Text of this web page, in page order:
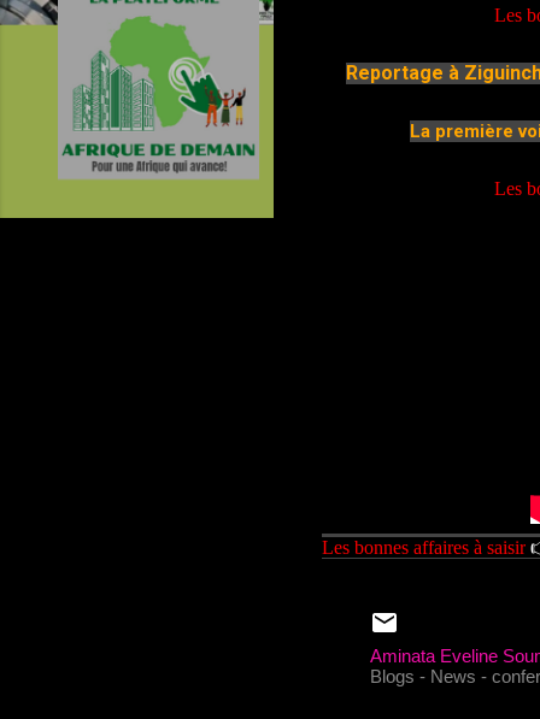
Les
Reportage à
La première
Les
Les bonnes affaires à saisir
Aminata Eveline
Blogs - News -